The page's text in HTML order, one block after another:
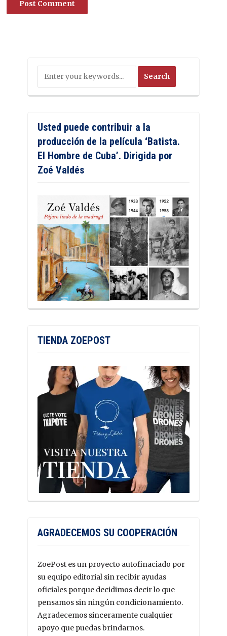
Usted puede contribuir a la
producción de la película ‘Batista.
El Hombre de Cuba’. Dirigida por
Zoé Valdés
TIENDA ZOEPOST
AGRADECEMOS SU COOPERACIÓN
ZoePost es un proyecto autofinaciado por
su equipo editorial sin recibir ayudas
oficiales porque decidimos decir lo que
pensamos sin ningún condicionamiento.
Agradecemos sinceramente cualquier
apoyo que puedas brindarnos.